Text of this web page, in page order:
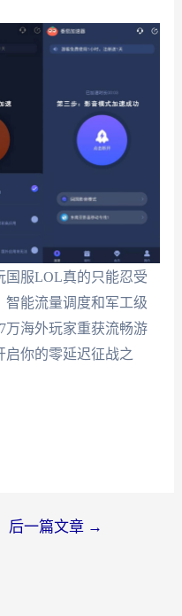
国服LOL真的只能忍受
智能流量调度和军工级
万海外玩家重获流畅游
启你的零延迟征战之
后一篇文章 →